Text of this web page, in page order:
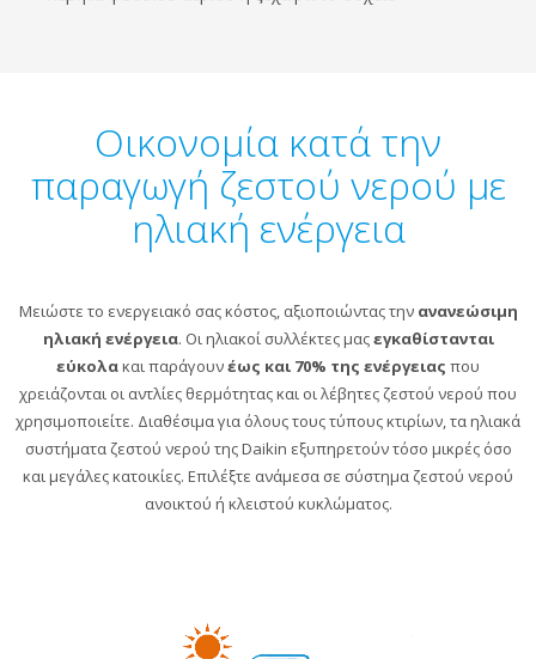
Οικονομία κατά την
παραγωγή ζεστού νερού με
ηλιακή ενέργεια
Μειώστε το ενεργειακό σας κόστος, αξιοποιώντας την ανανεώσιμη
ηλιακή ενέργεια. Οι ηλιακοί συλλέκτες μαςεγκαθίστανται
εύκολακαι παράγουνέως και 70% της ενέργειας που
χρειάζονται οι αντλίες θερμότητας και οι λέβητες ζεστού νερού που
χρησιμοποιείτε. Διαθέσιμα για όλους τους τύπους κτιρίων, τα ηλιακά
συστήματα ζεστού νερού της Daikin εξυπηρετούν τόσο μικρές όσο
και μεγάλες κατοικίες. Επιλέξτε ανάμεσα σε σύστημα ζεστού νερού
ανοικτού ή κλειστού κυκλώματος.